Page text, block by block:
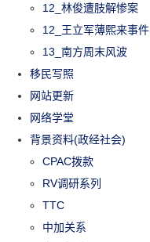
12_林俊遭肢解惨案
12_王立军薄熙来事件
13_南方周末风波
移民写照
网站更新
网络学堂
背景资料(政经社会)
CPAC拨款
RV调研系列
TTC
中加关系